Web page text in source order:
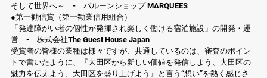
そして世界へ～　-　バルーンショップ MARQUEES
●第一勧信賞（第一勧業信用組合）
「発達障がい者の個性が発揮され楽しく働ける宿泊施設」の開発・運
営　-　株式会社The Guest House Japan
受賞者の皆様の業種は様々ですが、共通しているのは、審査のポイン
トで書いたように、『大田区から新しい価値を発信しよう、大田区の
魅力を伝えよう、大田区を盛り上げよう』と言う“想い”を熱く感じさ